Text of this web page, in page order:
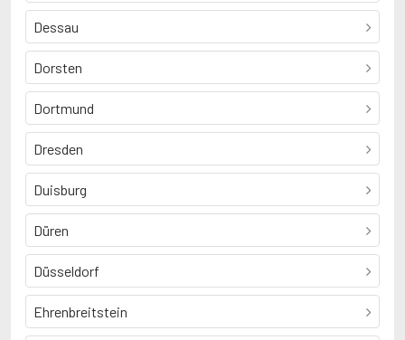
Dessau
Dorsten
Dortmund
Dresden
Duisburg
Düren
Düsseldorf
Ehrenbreitstein